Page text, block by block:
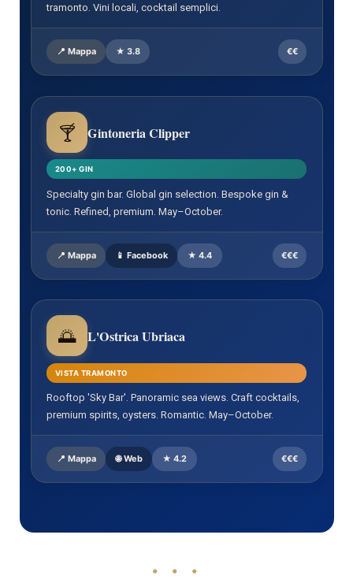
tramonto. Vini locali, cocktail semplici.
📍 Mappa ★ 3.8 €€
🍸 Gintoneria Clipper
200+ GIN
Specialty gin bar. Global gin selection. Bespoke gin &
tonic. Refined, premium. May–October.
📍 Mappa 📱 Facebook ★ 4.4 €€€
🌅 L'Ostrica Ubriaca
VISTA TRAMONTO
Rooftop 'Sky Bar'. Panoramic sea views. Craft cocktails,
premium spirits, oysters. Romantic. May–October.
📍 Mappa 🌐 Web ★ 4.2 €€€
• • •